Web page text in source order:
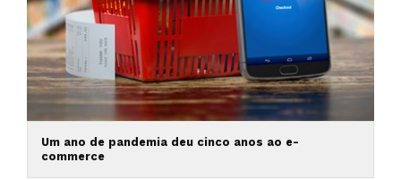
Um ano de pandemia deu cinco anos ao e-
commerce